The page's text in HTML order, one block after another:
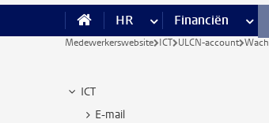
HR meer HR pagina’s
Financiën
Medewerkerswebsite ICT ULCN-account
ICT
E-mail